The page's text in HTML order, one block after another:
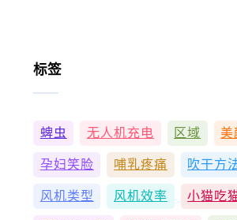
标签
蜱虫 无人机充电 区域 美
孕妇笑脸 哺乳疼痛 吹干方
风机类型 风机效率 小猫吃